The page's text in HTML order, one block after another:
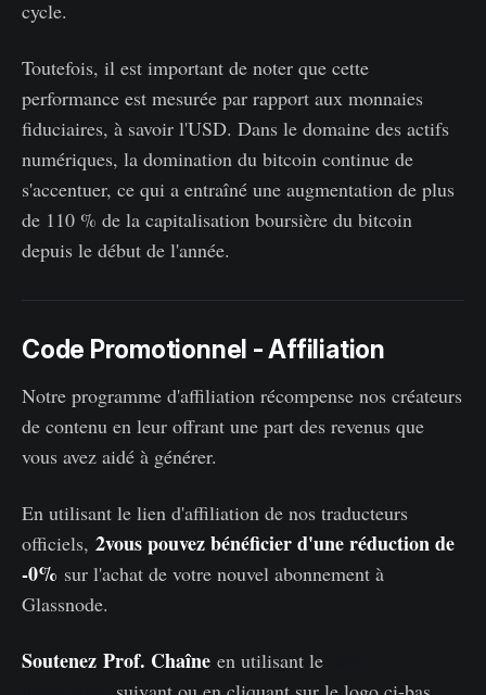
cycle.
Toutefois, il est important de noter que cette
performance est mesurée par rapport aux monnaies
fiduciaires, à savoir l'USD. Dans le domaine des actifs
numériques, la domination du bitcoin continue de
s'accentuer, ce qui a entraîné une augmentation de plus
de 110 % de la capitalisation boursière du bitcoin
depuis le début de l'année.
Code Promotionnel - Affiliation
Notre programme d'affiliation récompense nos créateurs
de contenu en leur offrant une part des revenus que
vous avez aidé à générer.
En utilisant le lien d'affiliation de nos traducteurs
officiels, 2vous pouvez bénéficier d'une réduction de
-0% sur l'achat de votre nouvel abonnement à
Glassnode.
Soutenez Prof. Chaîne en utilisant le